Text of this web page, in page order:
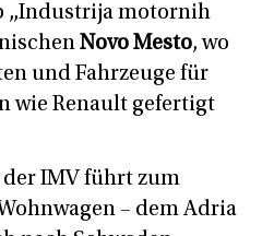
„Industrija motornih
Novo Mesto, wo
und Fahrzeuge für
wie Renault gefertigt
IMV führt zum
– dem Adria